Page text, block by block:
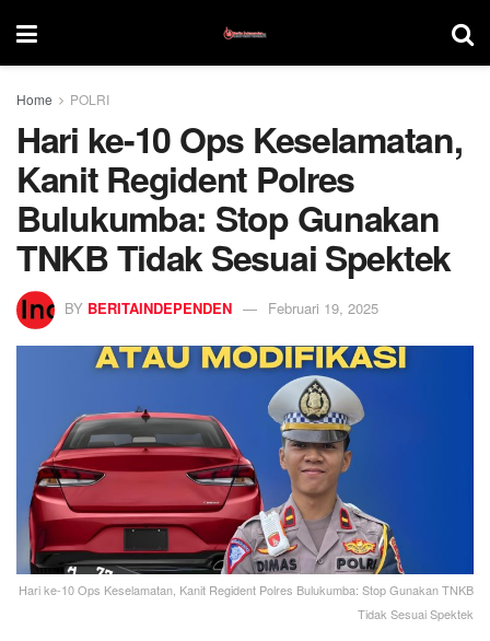
Home POLRI
Hari ke-10 Ops Keselamatan,
Kanit Regident Polres
Bulukumba: Stop Gunakan
TNKB Tidak Sesuai Spektek
BY BERITAINDEPENDEN Februari 19, 2025
Hari ke-10 Ops Keselamatan, Kanit Regident Polres Bulukumba: Stop Gunakan TNKB
Tidak Sesuai Spektek